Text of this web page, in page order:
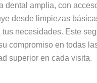
dental amplia, con
desde limpiezas
necesidades. Este
compromiso en todas
superior en cada visita.